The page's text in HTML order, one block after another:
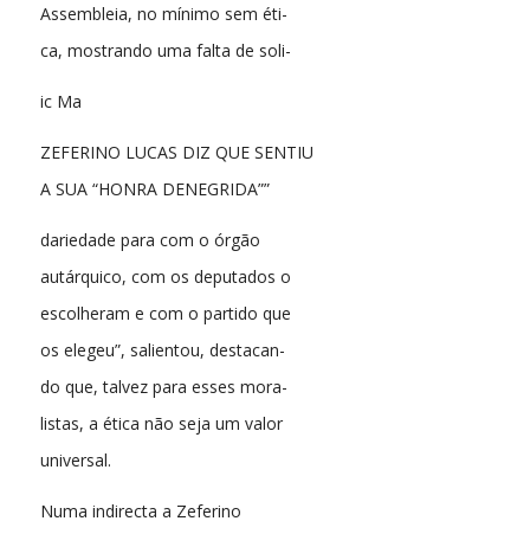
Assembleia, no mínimo sem éti-
ca, mostrando uma falta de soli-
ic Ma
ZEFERINO LUCAS DIZ QUE SENTIU
A SUA “HONRA DENEGRIDA””
dariedade para com o órgão
autárquico, com os deputados o
escolheram e com o partido que
os elegeu”, salientou, destacan-
do que, talvez para esses mora-
listas, a ética não seja um valor
universal.
Numa indirecta a Zeferino